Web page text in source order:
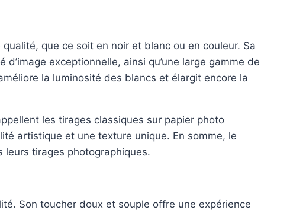
que ce soit en noir et blanc ou en couleur. Sa
exceptionnelle, ainsi qu’une large gamme de
la luminosité des blancs et élargit encore la
les tirages classiques sur papier photo
artistique et une texture unique. En somme, le
leurs tirages photographiques.
Son toucher doux et souple offre une expérience